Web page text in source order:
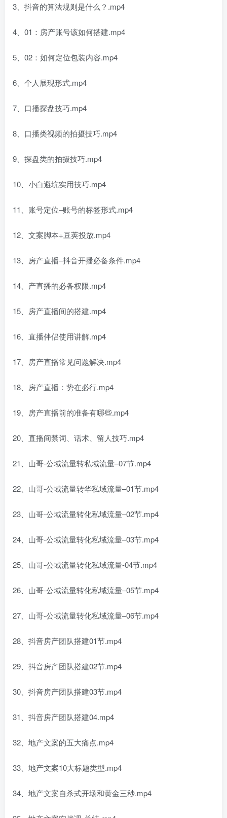
3、抖音的算法规则是什么？.mp4
4、01：房产账号该如何搭建.mp4
5、02：如何定位包装内容.mp4
6、个人展现形式.mp4
7、口播探盘技巧.mp4
8、口播类视频的拍摄技巧.mp4
9、探盘类的拍摄技巧.mp4
10、小白避坑实用技巧.mp4
11、账号定位–账号的标签形式.mp4
12、文案脚本+豆荚投放.mp4
13、房产直播–抖音开播必备条件.mp4
14、产直播的必备权限.mp4
15、房产直播间的搭建.mp4
16、直播伴侣使用讲解.mp4
17、房产直播常见问题解决.mp4
18、房产直播：势在必行.mp4
19、房产直播前的准备有哪些.mp4
20、直播间禁词、话术、留人技巧.mp4
21、山哥-公域流量转私域流量–07节.mp4
22、山哥-公域流量转华私域流量–01节.mp4
23、山哥-公域流量转化私域流量–02节.mp4
24、山哥-公域流量转化私域流量–03节.mp4
25、山哥-公域流量转化私域流量-04节.mp4
26、山哥-公域流量转化私域流量–05节.mp4
27、山哥-公域流量转化私域流量–06节.mp4
28、抖音房产团队搭建01节.mp4
29、抖音房产团队搭建02节.mp4
30、抖音房产团队搭建03节.mp4
31、抖音房产团队搭建04.mp4
32、地产文案的五大痛点.mp4
33、地产文案10大标题类型.mp4
34、地产文案自杀式开场和黄金三秒.mp4